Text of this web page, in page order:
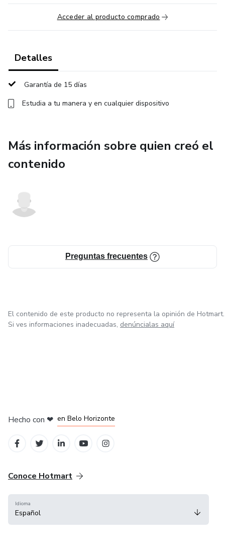
Acceder al producto comprado
Detalles
Garantía de 15 días
Estudia a tu manera y en cualquier dispositivo
Más información sobre quien creó el
contenido
Preguntas frecuentes
El contenido de este producto no representa la opinión de Hotmart.
Si ves informaciones inadecuadas, denúncialas aquí
Hecho con ❤ en Belo Horizonte
Conoce Hotmart
Idioma
Español